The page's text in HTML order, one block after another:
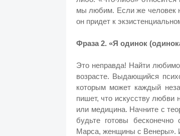
мы любим. Если же человек
он придет к
Фраза 2. «Я одинок
Это неправда! Найти
возрасте. Выдающийся
которым может каждый
пишет, что искусству любви
или медицина. Начните с
будьте готовы
Марса, женщины с Венеры».